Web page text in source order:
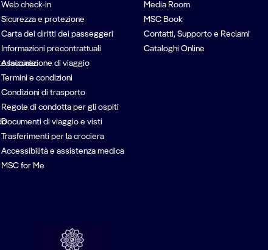
facciale
Web check-in
Sicurezza e protezione
Carta dei diritti dei passeggeri
Informazioni precontrattuali
Assicurazione di viaggio
Termini e condizioni
Condizioni di trasporto
Regole di condotta per gli ospiti
Documenti di viaggio e visti
Trasferimenti per la crociera
Accessibilità e assistenza medica
MSC for Me
Media Room
MSC Book
Contatti, Supporto e Reclami
Cataloghi Online